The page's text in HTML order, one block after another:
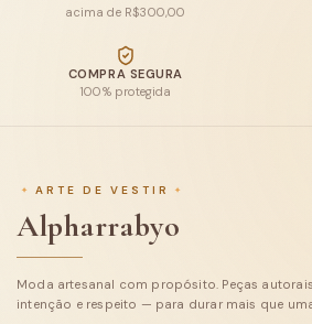
Calças e Shorts
Casacos
Tricot
Coleções
acima de R$300,00
COMPRA SEGURA
100% protegida
ARTE DE VESTIR
Alpharrabyo
Moda artesanal com propósito. Peças
intenção e respeito — para durar mais que